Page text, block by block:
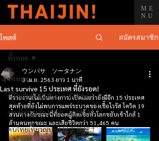
ME
NU
โพสต์ สมัครสมาชิก
ทั้งหมด
ญี่ปุ่นวันนี้ | 日本どうですか？
งานที่น่าสนใจ | スタッフ求人
คนไทยเที่ยวญี่ปุ่น | 日本旅行！
ทั้งหมด
Last survive 15 ประเทศ ที่ยังรอด!
ウンパサ ソータナン
3 เม.ย. 2563 ยาว 1 นาที
มีรายงาน(ไม่เป็นทางการ) เปิดเผยว่ายังมีอีก 15 ประเทศ
สุดท้ายที่ยังไม่พบการแพร่ระบาดของเชื้อไวรัส โควิด 19
สวนทางกับขณะนี่ที่ยอดผู้ติดเชื้อทั่วโลกขยับเข้าใกล้ 1
ล้านคนทุกขณะ และเสียชีวิตกว่า 51,465 คน